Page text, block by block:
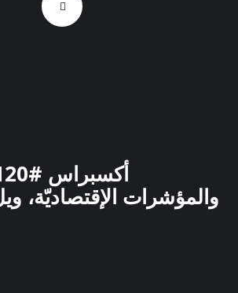
والمؤشرات الإقتصاديّة،